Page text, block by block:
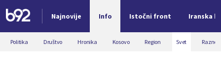
Najnovije Info Istočni front Iranska
Nova vest
Politika Društvo Hronika Kosovo Region Svet Razno